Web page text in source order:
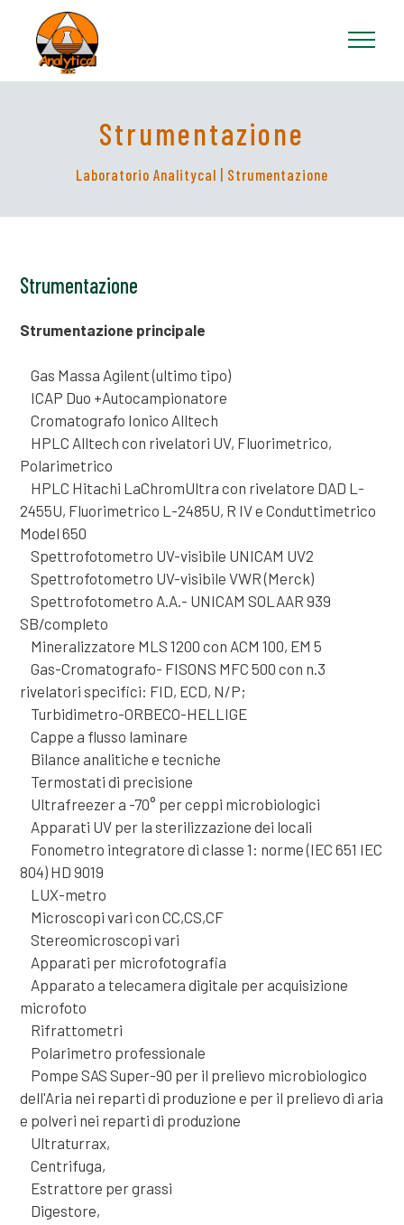
Strumentazione
Laboratorio Analitycal | Strumentazione
Strumentazione
Strumentazione principale
Gas Massa Agilent (ultimo tipo)
ICAP Duo +Autocampionatore
Cromatografo Ionico Alltech
HPLC Alltech con rivelatori UV, Fluorimetrico,
Polarimetrico
HPLC Hitachi LaChromUltra con rivelatore DAD L-
2455U, Fluorimetrico L-2485U, R IV e Conduttimetrico
Model 650
Spettrofotometro UV-visibile UNICAM UV2
Spettrofotometro UV-visibile VWR (Merck)
Spettrofotometro A.A.- UNICAM SOLAAR 939
SB/completo
Mineralizzatore MLS 1200 con ACM 100, EM 5
Gas-Cromatografo- FISONS MFC 500 con n.3
rivelatori specifici: FID, ECD, N/P;
Turbidimetro-ORBECO-HELLIGE
Cappe a flusso laminare
Bilance analitiche e tecniche
Termostati di precisione
Ultrafreezer a -70° per ceppi microbiologici
Apparati UV per la sterilizzazione dei locali
Fonometro integratore di classe 1: norme (IEC 651 IEC
804) HD 9019
LUX-metro
Microscopi vari con CC,CS,CF
Stereomicroscopi vari
Apparati per microfotografia
Apparato a telecamera digitale per acquisizione
microfoto
Rifrattometri
Polarimetro professionale
Pompe SAS Super-90 per il prelievo microbiologico
dell'Aria nei reparti di produzione e per il prelievo di aria
e polveri nei reparti di produzione
Ultraturrax,
Centrifuga,
Estrattore per grassi
Digestore,